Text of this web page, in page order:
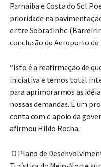
Parnaíba e Costa do Sol
prioridade na
entre Sobradinho
conclusão do Aeroporto
“Isto é a reafirmação de
iniciativa e temos total
para aprimorarmos as
nossas demandas. É um
conta com o apoio da
afirmou Hildo Rocha.
O Plano de